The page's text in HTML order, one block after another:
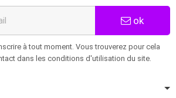
ok
à tout moment. Vous trouverez pour cela
dans les conditions d'utilisation du site.